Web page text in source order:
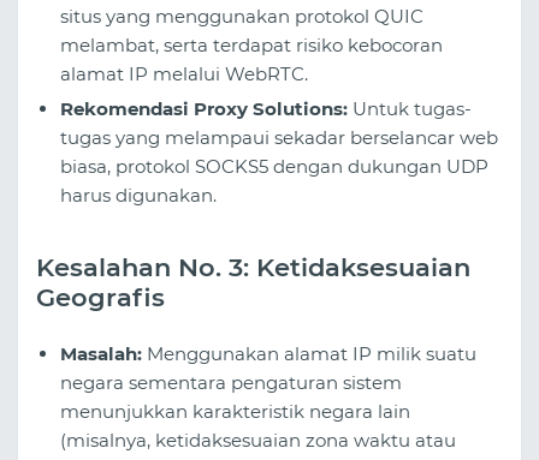
situs yang menggunakan protokol QUIC
melambat, serta terdapat risiko kebocoran
alamat IP melalui WebRTC.
Rekomendasi Proxy Solutions: Untuk tugas-
tugas yang melampaui sekadar berselancar web
biasa, protokol SOCKS5 dengan dukungan UDP
harus digunakan.
Kesalahan No. 3: Ketidaksesuaian
Geografis
Masalah: Menggunakan alamat IP milik suatu
negara sementara pengaturan sistem
menunjukkan karakteristik negara lain
(misalnya, ketidaksesuaian zona waktu atau